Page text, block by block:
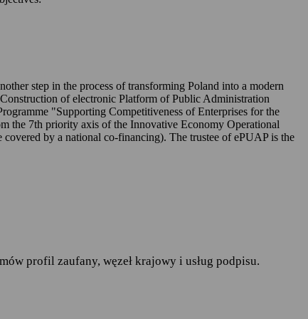
ie,
sprawie ochrony osób
takich danych oraz
publiczne
korzystania z
informatyzacji
step in the process of transforming Poland into a modern
of electronic Platform of Public Administration
"Supporting Competitiveness of Enterprises for the
the 7th priority axis of the Innovative Economy Operational
by a national co-financing). The trustee of ePUAP is the
profil zaufany, węzeł krajowy i usług podpisu.